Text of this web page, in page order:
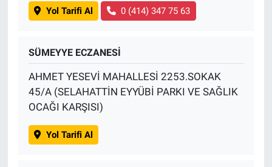
Yol Tarifi Al 0 (414) 347 75 63
SÜMEYYE ECZANESİ
AHMET YESEVİ MAHALLESİ 2253.SOKAK
45/A (SELAHATTİN EYYÜBİ PARKI VE SAĞLIK
OCAĞI KARŞISI)
Yol Tarifi Al